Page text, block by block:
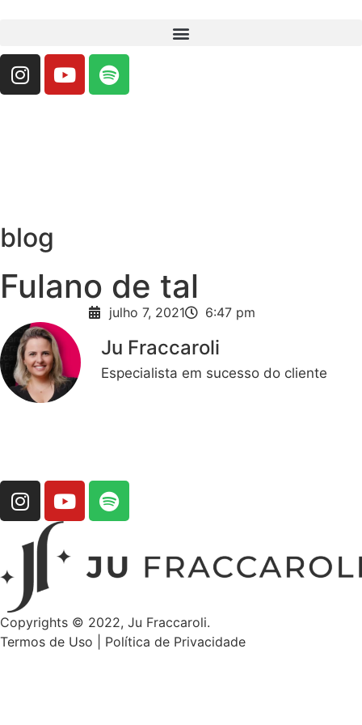
blog
Fulano de tal
julho 7, 2021 6:47 pm
Ju Fraccaroli
Especialista em sucesso do cliente
Copyrights © 2022, Ju Fraccaroli.
Termos de Uso
Política de Privacidade